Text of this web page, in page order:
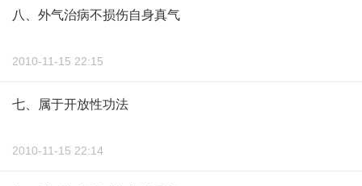
八、外气治病不损伤自身真气
2010-11-15 22:15
七、属于开放性功法
2010-11-15 22:14